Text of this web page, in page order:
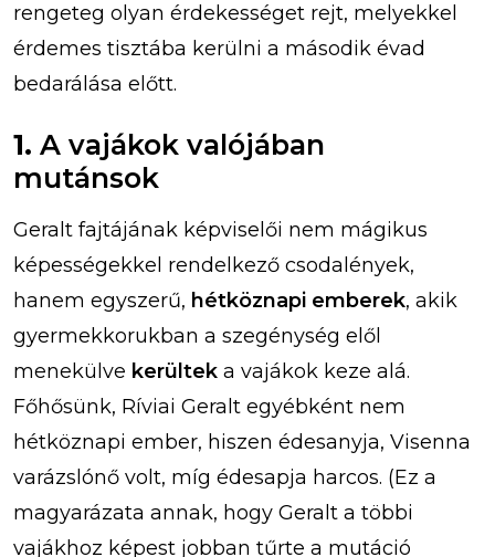
rengeteg olyan érdekességet rejt, melyekkel
érdemes tisztába kerülni a második évad
bedarálása előtt.
1. A vajákok valójában
mutánsok
Geralt fajtájának képviselői nem mágikus
képességekkel rendelkező csodalények,
hanem egyszerű, hétköznapi emberek, akik
gyermekkorukban a szegénység elől
menekülve kerültek a vajákok keze alá.
Főhősünk, Ríviai Geralt egyébként nem
hétköznapi ember, hiszen édesanyja, Visenna
varázslónő volt, míg édesapja harcos. (Ez a
magyarázata annak, hogy Geralt a többi
vajákhoz képest jobban tűrte a mutáció